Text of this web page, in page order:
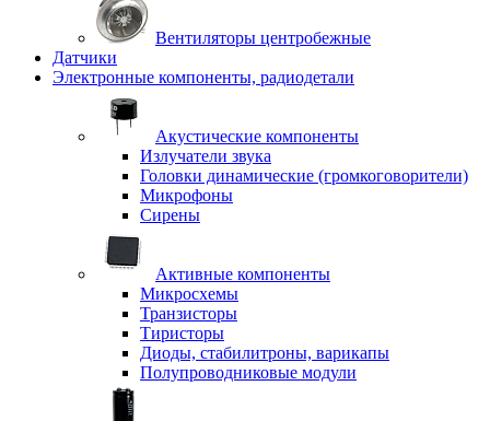
Вентиляторы центробежные
Датчики
Электронные компоненты, радиодетали
Акустические компоненты
Излучатели звука
Головки динамические (громкоговорители)
Микрофоны
Сирены
Активные компоненты
Микросхемы
Транзисторы
Тиристоры
Диоды, стабилитроны, варикапы
Полупроводниковые модули